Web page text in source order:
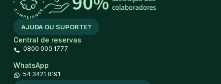
AJUDA OU SUPORTE?
Central de reservas
0800 000 1777
WhatsApp
54 3421 8191